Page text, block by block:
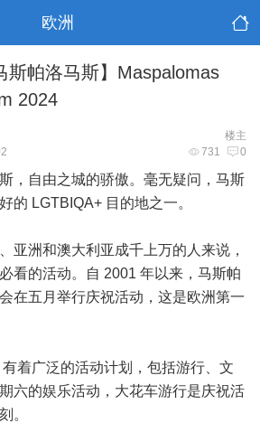
欧洲
斯帕洛马斯】Maspalomas
2024
楼主
731 0
，自由之城的骄傲。毫无疑问，马斯
的 LGTBIQA+ 目的地之一。
亚洲和澳大利亚成千上万的人来说，
看的活动。自 2001 年以来，马斯帕
在五月举行庆祝活动，这是欧洲第一
着广泛的活动计划，包括游行、文
六的娱乐活动，大花车游行是庆祝活
。